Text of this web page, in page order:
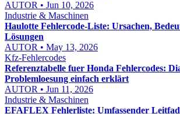
AUTOR • Jun 10, 2026
Industrie & Maschinen
Haulotte Fehlercode-Liste: Ursachen,
Lösungen
AUTOR • May 13, 2026
Kfz-Fehlercodes
Referenztabelle fuer Honda Fehlercodes:
Problemloesung einfach erklärt
AUTOR • Jun 11, 2026
Industrie & Maschinen
EFAFLEX Fehlerliste: Umfassender